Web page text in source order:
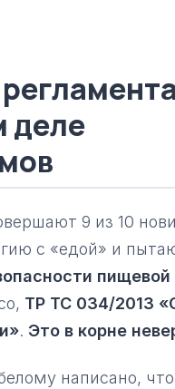
деле
9 из 10
с «едой» и
пищевой
ТР ТС 034/2013
. Это в корне
написано,